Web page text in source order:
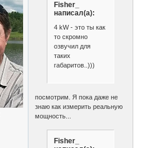
Fisher_
написал(а):
4 kW - это ты как
то скромно
озвучил для
таких
габаритов..)))
посмотрим. Я пока даже не
знаю как измерить реальную
мощность...
Fisher_